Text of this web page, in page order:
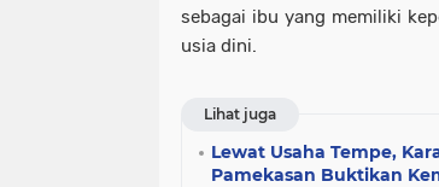
sebagai ibu yang memiliki
usia dini.
Lihat juga
Lewat Usaha Tempe,
Pamekasan Buktikan